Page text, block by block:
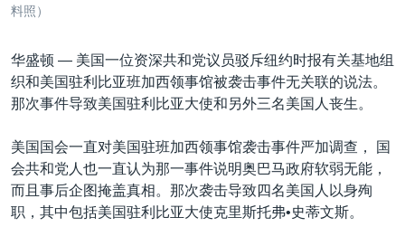
美国之音专访
台海两岸关系
南中国海争端
关注西藏
关注新疆
GEN Z 看美国
其他语言网站
料照）
华盛顿 — 美国一位资深共和党议员驳斥纽约时报有关基地组
织和美国驻利比亚班加西领事馆被袭击事件无关联的说法。
那次事件导致美国驻利比亚大使和另外三名美国人丧生。
美国国会一直对美国驻班加西领事馆袭击事件严加调查， 国
会共和党人也一直认为那一事件说明奥巴马政府软弱无能，
而且事后企图掩盖真相。那次袭击导致四名美国人以身殉
职，其中包括美国驻利比亚大使克里斯托弗•史蒂文斯。